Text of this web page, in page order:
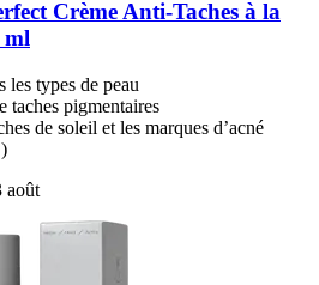
Crème Anti-​Taches à la
ml
les types de peau
taches pigmentaires
de soleil et les marques d’acné
août